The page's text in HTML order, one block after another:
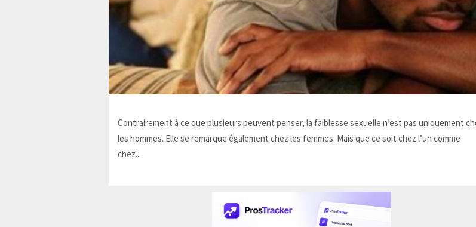
Contrairement à ce que plusieurs peuvent penser, la faiblesse sexuelle n’est pas uniquement
les hommes. Elle se remarque également chez les femmes. Mais que ce soit chez l’un comme
chez...